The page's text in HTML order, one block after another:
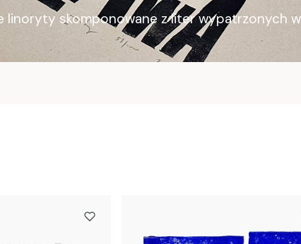
linoryty skomponowane z liter wypatrzonych